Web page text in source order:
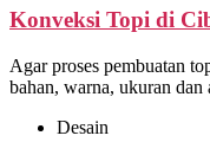
Konveksi Topi di
Agar proses pembuatan
bahan, warna, ukuran
Desain